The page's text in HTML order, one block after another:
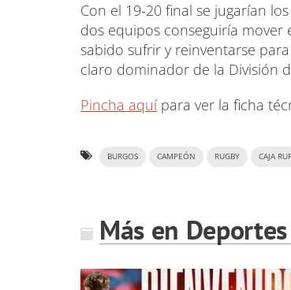
Con el 19-20 final se jugarían
dos equipos conseguiría mover
sabido sufrir y reinventarse
claro dominador de la División
Pincha aquípara ver la ficha
BURGOS CAMPEÓN RUGBY CAJA
Más en Deportes